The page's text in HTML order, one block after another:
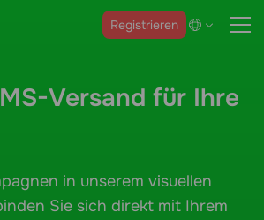
Registrieren
Versand für Ihre
in unserem visuellen
Sie sich direkt mit Ihrem